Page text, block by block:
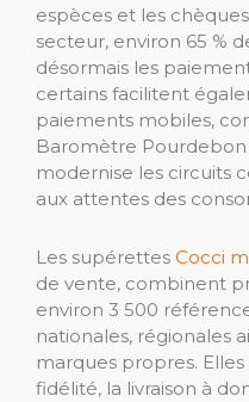
espèces et les
secteur, environ 65 %
désormais les
certains facilitent
paiements mobiles,
Baromètre
modernise les circuits
aux attentes des
Les supérettes Cocci
de vente, combinent
environ 3 500
nationales, régionales
marques propres.
fidélité, la livraison à